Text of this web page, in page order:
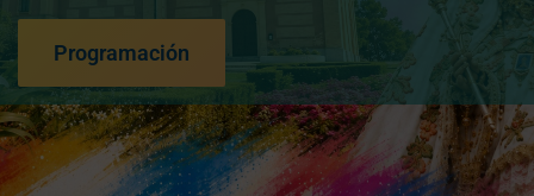
Programación